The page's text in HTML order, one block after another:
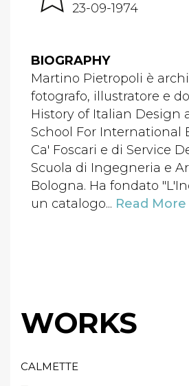
23-09-1974
BIOGRAPHY
Martino Pietropoli è
fotografo, illustratore e
History of Italian Design
School For International
Ca' Foscari e di Service
Scuola di Ingegneria e
Bologna. Ha fondato
un catalogo... Read More
WORKS
CALMETTE